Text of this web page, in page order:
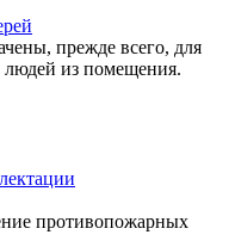
прежде всего, для
людей из помещения.
противопожарных